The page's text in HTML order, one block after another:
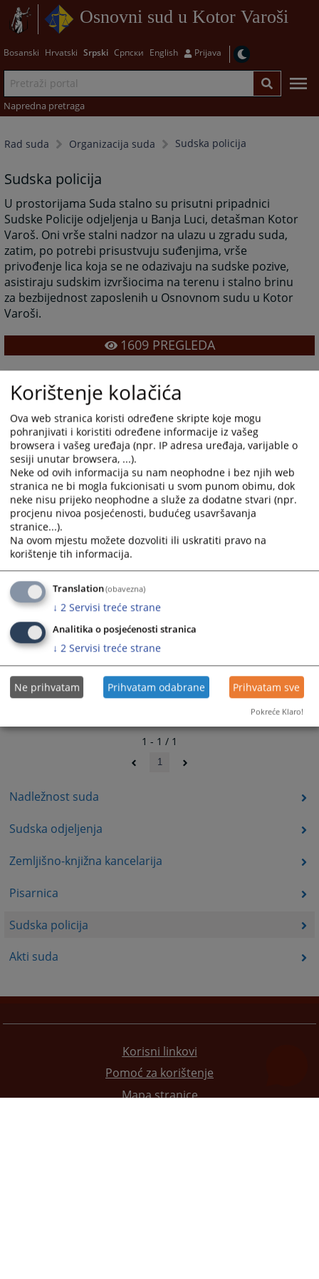
Osnovni sud u Kotor Varoši
Bosanski Hrvatski Srpski Српски English Prijava
Napredna pretraga
Rad suda Organizacija suda Sudska policija
Nadležnost suda
Sudska odjeljenja
Zemljišno-knjižna kancelarija
Pisarnica
Sudska policija
Akti suda
Sudska policija
U prostorijama Suda stalno su prisutni pripadnici
Sudske Policije odjeljenja u Banja Luci, detašman Kotor
Varoš. Oni vrše stalni nadzor na ulazu u zgradu suda,
zatim, po potrebi prisustvuju suđenjima, vrše
privođenje lica koja se ne odazivaju na sudske pozive,
asistiraju sudskim izvršiocima na terenu i stalno brinu
za bezbijednost zaposlenih u Osnovnom sudu u Kotor
Varoši.
1609PREGLEDA
Linkovi
Vrhovni sud Republike Srpske
1 - 1 / 1
1
Korisni linkovi
Pomoć za korištenje
Mapa stranice
Korištenje kolačića
Ova web stranica koristi određene skripte koje mogu
pohranjivati i koristiti određene informacije iz vašeg
browsera i vašeg uređaja (npr. IP adresa uređaja, varijable o
sesiji unutar browsera, ...).
Neke od ovih informacija su nam neophodne i bez njih web
stranica ne bi mogla fukcionisati u svom punom obimu, dok
neke nisu prijeko neophodne a služe za dodatne stvari (npr.
procjenu nivoa posjećenosti, budućeg usavršavanja
stranice...).
Na ovom mjestu možete dozvoliti ili uskratiti pravo na
korištenje tih informacija.
Translation(obavezna)
↓ 2 Servisi treće strane
Analitika o posjećenosti stranica
↓ 2 Servisi treće strane
Ne prihvatam Prihvatam odabrane Prihvatam sve
Pokreće Klaro!